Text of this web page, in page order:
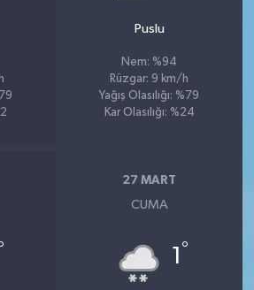
Puslu
Nem: %94
Rüzgar: 9 km/h
Yağış Olasılığı: %79
Kar Olasılığı: %24
27 MART
CUMA
1 °